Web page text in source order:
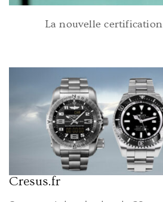
La nouvelle
Cresus.fr